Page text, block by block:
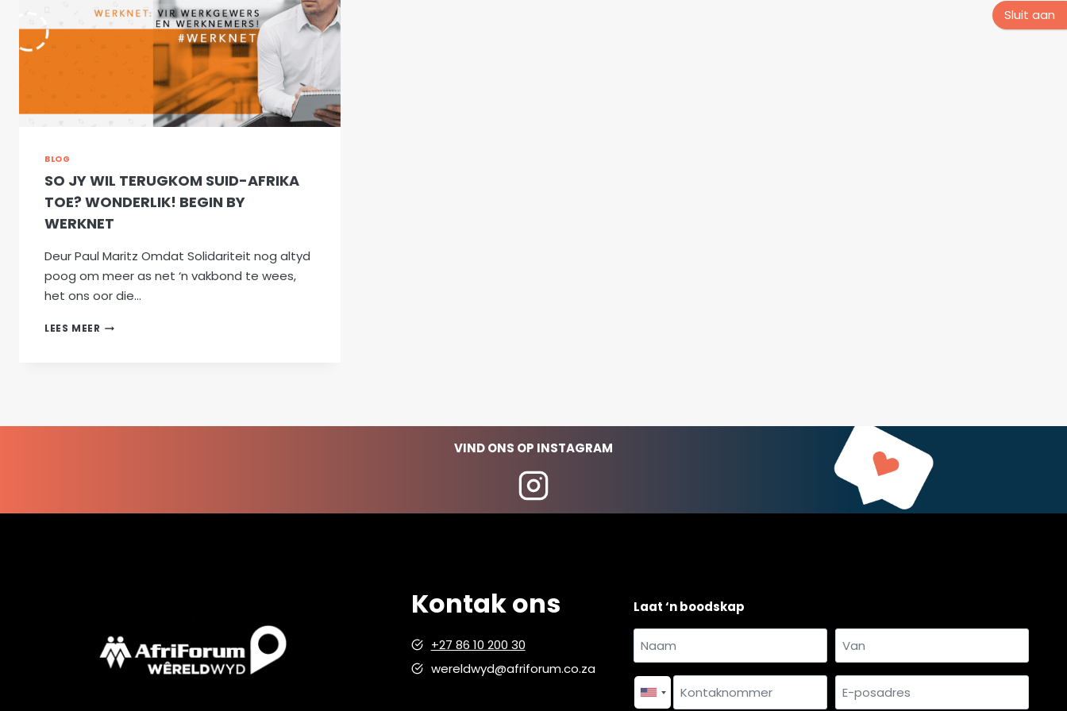
BLOG
SO JY WIL TERUGKOM SUID-AFRIKA
TOE? WONDERLIK! BEGIN BY
WERKNET
Deur Paul Maritz Omdat Solidariteit nog altyd
poog om meer as net ‘n vakbond te wees,
het ons oor die…
LEES MEER SO
Sluit aan
VIND ONS OP INSTAGRAM
Kontak ons
+27 86 10 200 30
wereldwyd@afriforum.co.za
Laat ‘n boodskap
Naam
en
van
Naam Van
Kontaknommer
E-
posadres